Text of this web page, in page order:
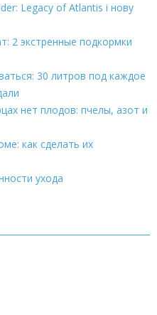
Legacy of Atlantis і нову
2 экстренные подкормки
30 литров под каждое
нет плодов: пчелы, азот и
как сделать их
ухода